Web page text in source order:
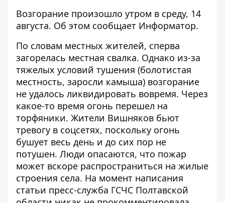
Возгорание произошло утром в среду, 14
августа. Об этом сообщает Информатор.
По словам местных жителей, сперва
загорелась местная свалка. Однако из-за
тяжелых условий тушения (болотистая
местность, заросли камыша) возгорание
не удалось ликвидировать вовремя. Через
какое-то время огонь перешел на
торфяники. Жители Вишняков бьют
тревогу в соцсетях, поскольку огонь
бушует весь день и до сих пор не
потушен. Люди опасаются, что пожар
может вскоре распространиться на жилые
строения села. На момент написания
статьи пресс-служба ГСЧС Полтавской